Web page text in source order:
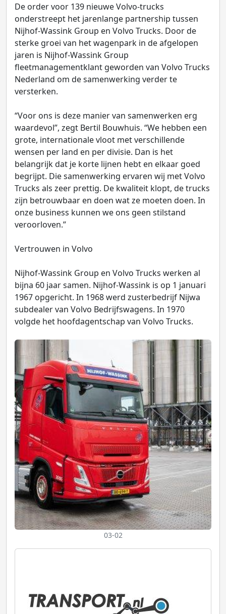
De order voor 139 nieuwe Volvo-trucks
onderstreept het jarenlange partnership tussen
Nijhof-Wassink Group en Volvo Trucks. Door de
sterke groei van het wagenpark in de afgelopen
jaren is Nijhof-Wassink Group
fleetmanagementklant geworden van Volvo Trucks
Nederland om de samenwerking verder te
versterken.
“Voor ons is deze manier van samenwerken erg
waardevol”, zegt Bertil Bouwhuis. “We hebben een
grote, internationale vloot met verschillende
wensen per land en per divisie. Dan is het
belangrijk dat je korte lijnen hebt en elkaar goed
begrijpt. Die samenwerking ervaren wij met Volvo
Trucks als zeer prettig. De kwaliteit klopt, de trucks
zijn betrouwbaar en doen wat ze moeten doen. In
onze business kunnen we ons geen stilstand
veroorloven.”
Vertrouwen in Volvo
Nijhof-Wassink Group en Volvo Trucks werken al
bijna 60 jaar samen. Nijhof-Wassink is op 1 januari
1967 opgericht. In 1968 werd zusterbedrijf Nijwa
subdealer van Volvo Bedrijfswagens. In 1970
volgde het hoofdagentschap van Volvo Trucks.
03-02